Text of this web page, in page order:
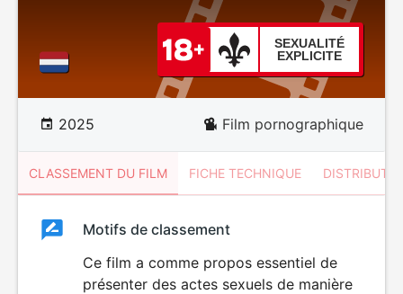
SEXUALITÉ
EXPLICITE
2025 Film pornographique
CLASSEMENT DU FILM FICHE TECHNIQUE
ClassementClassement
SEXUALITÉ
EXPLICITE
Motifs de classement
Ce film a comme propos essentiel de
présenter des actes sexuels de manière